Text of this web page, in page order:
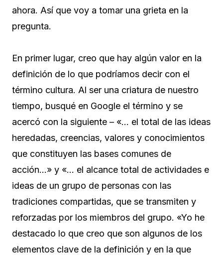
ahora. Así que voy a tomar una grieta en la
pregunta.
En primer lugar, creo que hay algún valor en la
definición de lo que podríamos decir con el
término cultura. Al ser una criatura de nuestro
tiempo, busqué en Google el término y se
acercó con la siguiente – «… el total de las ideas
heredadas, creencias, valores y conocimientos
que constituyen las bases comunes de
acción…» y «… el alcance total de actividades e
ideas de un grupo de personas con las
tradiciones compartidas, que se transmiten y
reforzadas por los miembros del grupo. «Yo he
destacado lo que creo que son algunos de los
elementos clave de la definición y en la que